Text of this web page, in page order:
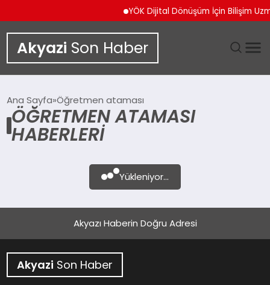
YÖK Dijital Dönüşüm İçin Bilişim
Akyazi Son Haber
SIYASET
YAŞAM
Ana Sayfa Öğretmen ataması
ÖĞRETMEN ATAMASI
HABERLERI
Yükleniyor...
Akyazı Haberin Doğru Adresi
Akyazi Son Haber